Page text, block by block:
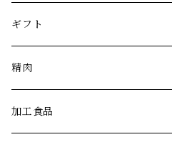
ギフト
精肉
スライス
加工食品